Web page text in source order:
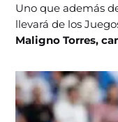
Uno que además
llevará de los
Maligno Torres,